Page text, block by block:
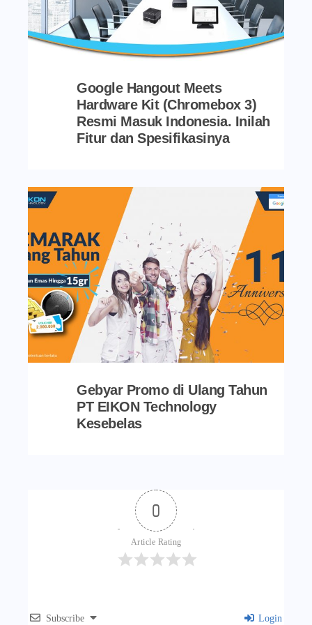
Google Hangout Meets
Hardware Kit (Chromebox 3)
Resmi Masuk Indonesia. Inilah
Fitur dan Spesifikasinya
Gebyar Promo di Ulang Tahun
PT EIKON Technology
Kesebelas
0
Article Rating
Subscribe Login